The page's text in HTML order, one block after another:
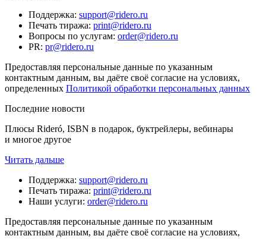
Поддержка: support@ridero.ru
Печать тиража: print@ridero.ru
Вопросы по услугам: order@ridero.ru
PR: pr@ridero.ru
Предоставляя персональные данные по указанным
контактным данным, вы даёте своё согласие на условиях,
определенных Политикой обработки персональных данных
Последние новости
Плюсы Rideró, ISBN в подарок, буктрейлеры, вебинары
и многое другое
Читать дальше
Поддержка: support@ridero.ru
Печать тиража: print@ridero.ru
Наши услуги: order@ridero.ru
Предоставляя персональные данные по указанным
контактным данным, вы даёте своё согласие на условиях,